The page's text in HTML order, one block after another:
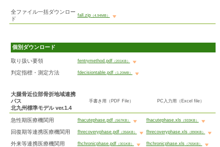
全ファイル一括ダウンロー
ド
fall.zip（4.94MB）
個別ダウンロード
取り扱い要領 fentrymethod.pdf（201KB）
判定指標・測定方法 fdecisiontable.pdf（1.20MB）
大腿骨近位部骨折地域連携
パス
北九州標準モデル ver.1.4
手書き用（PDF File） PC入力用（Excel file）
急性期医療機関用 fhacutephase.pdf（567KB） fhacutephase.xls（933KB）
回復期等連携医療機関用 fhrecoveryphase.pdf（356KB） fhrecoveryphase.xls（890KB）
外来等連携医療機関用 fhchronicphase.pdf（301KB） fhchronicphase.xls（765KB）